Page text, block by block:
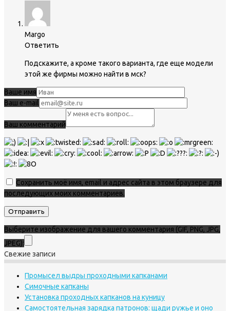
Margo
Ответить
Подскажите, а кроме такого варианта, где еще модели
этой же фирмы можно найти в мск?
Ваше имя
Ваш e-mail
Ваш комментарий
Сохранить моё имя, email и адрес сайта в этом браузере для
последующих моих комментариев.
Выберите изображение для вашего комментария (GIF, PNG, JPG,
JPEG):
Свежие записи
Промысел выдры проходными капканами
Симочные капканы
Установка проходных капканов на куницу
Самостоятельная зарядка патронов: щади ружье и оно